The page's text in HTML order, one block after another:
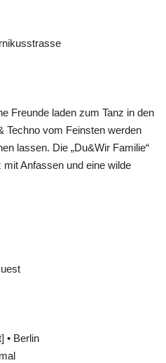
Freunde laden zum Tanz in den
Techno vom Feinsten werden
lassen. Die „Du&Wir Familie“
Anfassen und eine wilde
• Berlin